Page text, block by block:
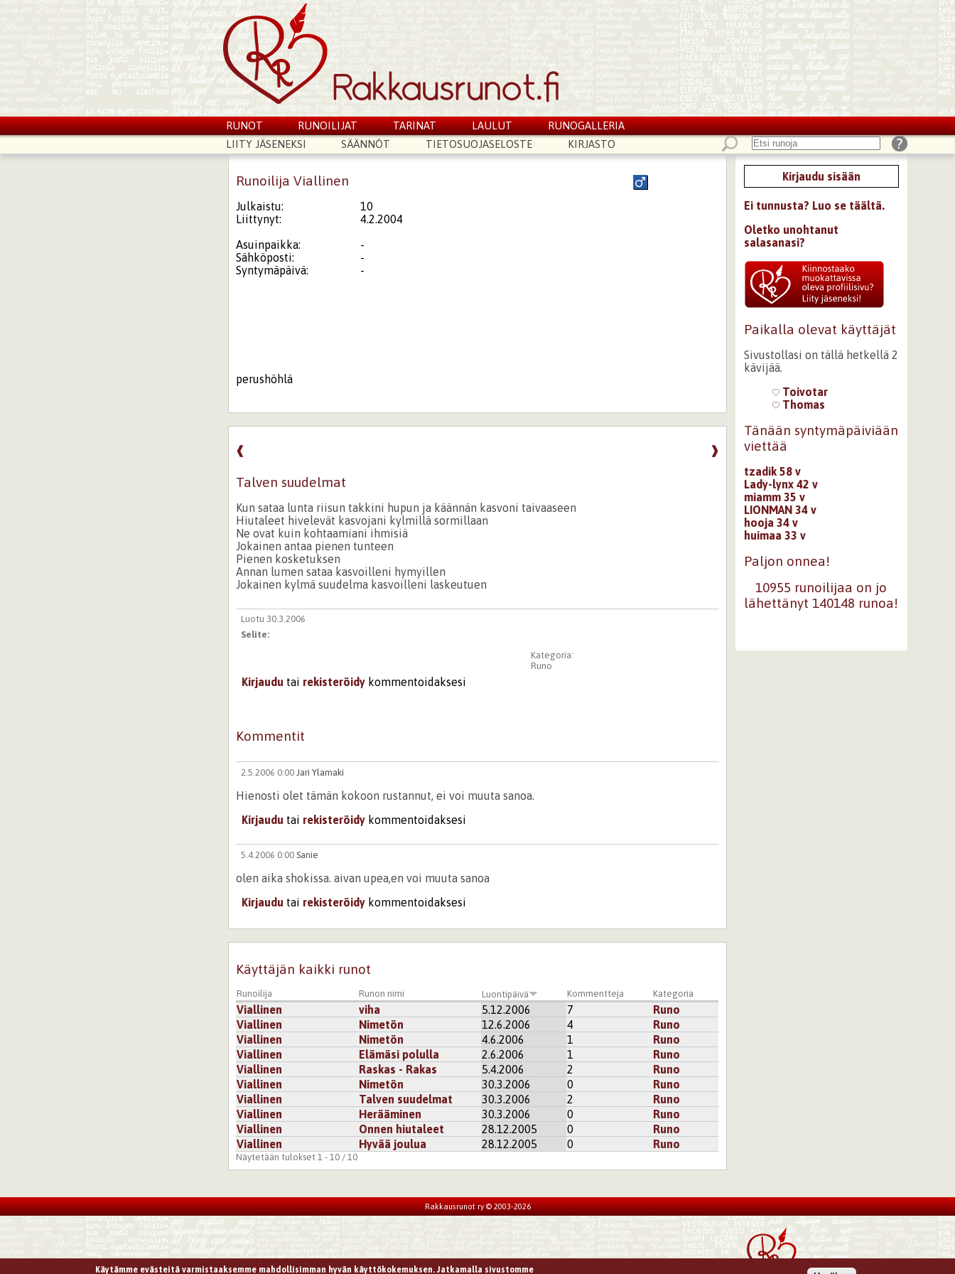
RUNOT RUNOILIJAT TARINAT LAULUT
RUNOGALLERIA
LIITY JÄSENEKSI
SÄÄNNÖT TIETOSUOJASELOSTE KIRJASTO
Runoilija Viallinen
Julkaistu:
10
Liittynyt:
4.2.2004
Asuinpaikka:
-
Sähköposti:
-
Syntymäpäivä:
-
perushöhlä
❱
❰
Talven suudelmat
Kun sataa lunta riisun takkini hupun ja käännän kasvoni taivaaseen
Hiutaleet hivelevät kasvojani kylmillä sormillaan
Ne ovat kuin kohtaamiani ihmisiä
Jokainen antaa pienen tunteen
Pienen kosketuksen
Annan lumen sataa kasvoilleni hymyillen
Jokainen kylmä suudelma kasvoilleni laskeutuen
Luotu 30.3.2006
Selite:
Kategoria:
Runo
Kirjaudu tai rekisteröidy kommentoidaksesi
Kommentit
2.5.2006 0:00 Jari Ylamaki
Hienosti olet tämän kokoon rustannut, ei voi muuta sanoa.
Kirjaudu tai rekisteröidy kommentoidaksesi
5.4.2006 0:00 Sanie
olen aika shokissa. aivan upea,en voi muuta sanoa
Kirjaudu tai rekisteröidy kommentoidaksesi
Käyttäjän kaikki runot
Runoilija Runon nimi Luontipäivä Kommentteja Kategoria
Viallinen viha 5.12.2006 7
Runo
Viallinen
Nimetön 12.6.2006 4
Runo
Viallinen
Nimetön 4.6.2006 1
Runo
Viallinen
Elämäsi polulla 2.6.2006 1
Runo
Viallinen
Raskas - Rakas 5.4.2006 2
Runo
Viallinen
Nimetön 30.3.2006 0
Runo
Viallinen
Talven suudelmat 30.3.2006 2
Runo
Viallinen
Herääminen 30.3.2006 0
Runo
Viallinen
Onnen hiutaleet 28.12.2005 0
Runo
Viallinen
Hyvää joulua 28.12.2005 0 Runo
Näytetään tulokset 1 - 10 / 10
Kirjaudu sisään
Ei tunnusta? Luo se täältä.
Oletko unohtanut
salasanasi?
Paikalla olevat käyttäjät
Sivustollasi on tällä hetkellä 2
kävijää.
Toivotar
Thomas
Tänään syntymäpäiviään
viettää
tzadik 58 v
Lady-lynx 42 v
miamm 35 v
LIONMAN 34 v
hooja 34 v
huimaa 33 v
Paljon onnea!
10955 runoilijaa on jo
lähettänyt 140148 runoa!
Rakkausrunot ry © 2003-2026
Käytämme evästeitä varmistaaksemme mahdollisimman hyvän käyttökokemuksen. Jatkamalla sivustomme